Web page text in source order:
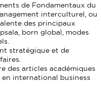
de Fondamentaux du
interculturel, ou
des principaux
born global, modes
stratégique et de
des articles académiques
international business